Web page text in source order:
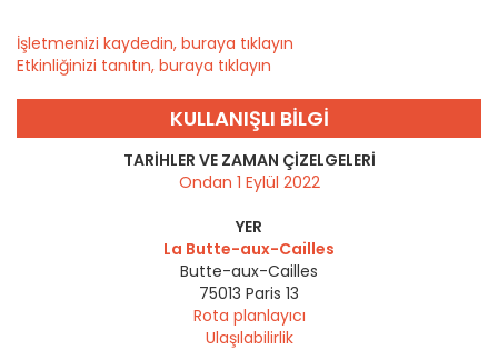
İşletmenizi kaydedin, buraya tıklayın
Etkinliğinizi tanıtın, buraya tıklayın
KULLANIŞLI BILGI
TARIHLER VE ZAMAN ÇIZELGELERI
Ondan 1 Eylül 2022
YER
La Butte-aux-Cailles
Butte-aux-Cailles
75013 Paris 13
Rota planlayıcı
Ulaşılabilirlik